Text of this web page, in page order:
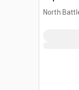
North